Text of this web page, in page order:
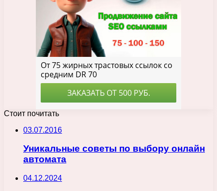
Стоит почитать
03.07.2016
Уникальные советы по выбору онлайн
автомата
04.12.2024